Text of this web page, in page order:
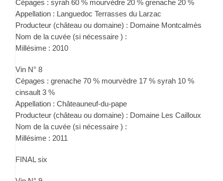
Cépages : syrah 60 % mourvèdre 20 % grenache 20 %
Appellation : Languedoc Terrasses du Larzac
Producteur (château ou domaine) : Domaine Montcalmès
Nom de la cuvée (si nécessaire ) :
Millésime : 2010
Vin N° 8
Cépages : grenache 70 % mourvèdre 17 % syrah 10 %
cinsault 3 %
Appellation : Châteauneuf-du-pape
Producteur (château ou domaine) : Domaine Les Cailloux
Nom de la cuvée (si nécessaire ) :
Millésime : 2011
FINAL six